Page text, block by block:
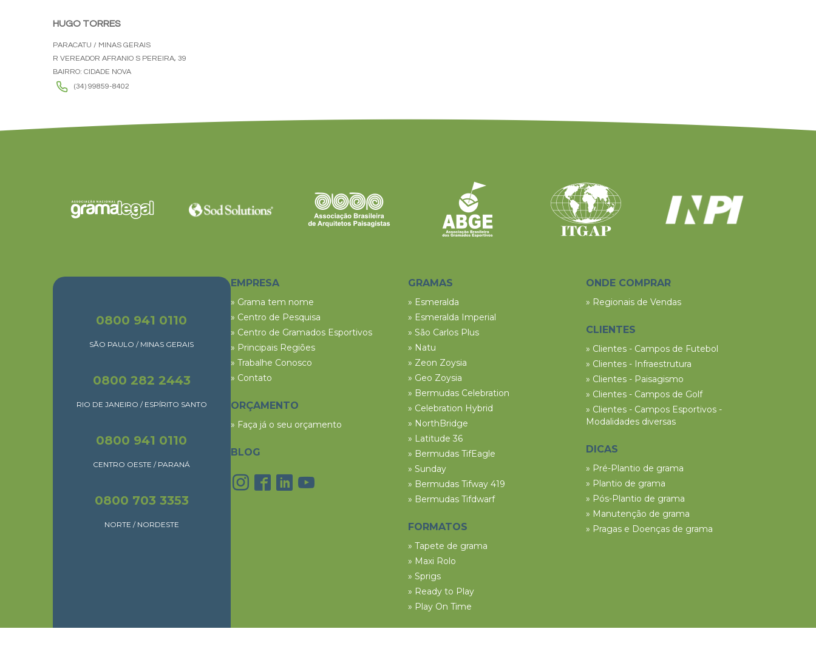
HUGO TORRES
PARACATU / MINAS GERAIS
R VEREADOR AFRANIO S PEREIRA, 39
BAIRRO: CIDADE NOVA
(34) 99859-8402
0800 941 0110
SÃO PAULO / MINAS GERAIS
0800 282 2443
RIO DE JANEIRO / ESPÍRITO SANTO
0800 941 0110
CENTRO OESTE / PARANÁ
0800 703 3353
NORTE / NORDESTE
EMPRESA
» Grama tem nome
» Centro de Pesquisa
» Centro de Gramados Esportivos
» Principais Regiões
» Trabalhe Conosco
» Contato
ORÇAMENTO
» Faça já o seu orçamento
BLOG
GRAMAS
» Esmeralda
» Esmeralda Imperial
» São Carlos Plus
» Natu
» Zeon Zoysia
» Geo Zoysia
» Bermudas Celebration
» Celebration Hybrid
» NorthBridge
» Latitude 36
» Bermudas TifEagle
» Sunday
» Bermudas Tifway 419
» Bermudas Tifdwarf
FORMATOS
» Tapete de grama
» Maxi Rolo
» Sprigs
» Ready to Play
» Play On Time
ONDE COMPRAR
» Regionais de Vendas
CLIENTES
» Clientes - Campos de Futebol
» Clientes - Infraestrutura
» Clientes - Paisagismo
» Clientes - Campos de Golf
» Clientes - Campos Esportivos -
Modalidades diversas
DICAS
» Pré-Plantio de grama
» Plantio de grama
» Pós-Plantio de grama
» Manutenção de grama
» Pragas e Doenças de grama